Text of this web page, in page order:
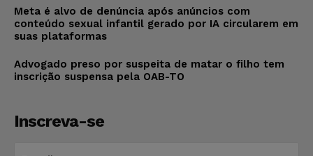
Meta é alvo de denúncia após anúncios com
conteúdo sexual infantil gerado por IA circularem em
suas plataformas
Advogado preso por suspeita de matar o filho tem
inscrição suspensa pela OAB-TO
Inscreva-se